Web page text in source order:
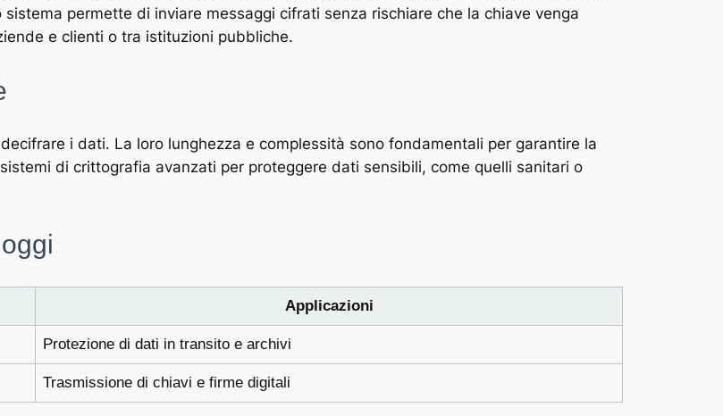
permette di inviare messaggi cifrati senza rischiare che la chiave venga
e clienti o tra istituzioni pubbliche.
i dati. La loro lunghezza e complessità sono fondamentali per garantire la
di crittografia avanzati per proteggere dati sensibili, come quelli sanitari o
Applicazioni
Protezione di dati in transito e archivi
Trasmissione di chiavi e firme digitali